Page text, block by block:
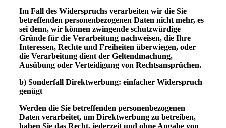
Im Fall des Widerspruchs verarbeiten wir die Sie
betreffenden personenbezogenen Daten nicht mehr, es
sei denn, wir können zwingende schutzwürdige
Gründe für die Verarbeitung nachweisen, die Ihre
Interessen, Rechte und Freiheiten überwiegen, oder
die Verarbeitung dient der Geltendmachung,
Ausübung oder Verteidigung von Rechtsansprüchen.
b) Sonderfall Direktwerbung: einfacher Widerspruch
genügt
Werden die Sie betreffenden personenbezogenen
Daten verarbeitet, um Direktwerbung zu betreiben,